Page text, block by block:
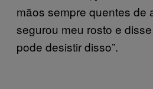
mãos sempre quentes de
segurou meu rosto e
pode desistir disso”.